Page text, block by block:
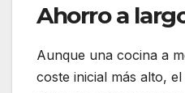
Ahorro a
Aunque una cocina a
coste inicial más alto,